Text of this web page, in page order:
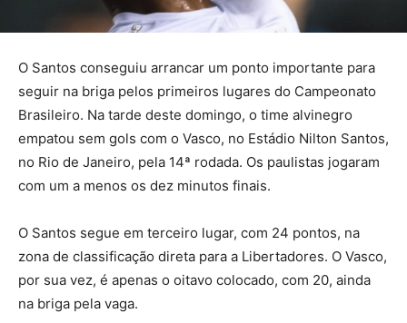
O Santos conseguiu arrancar um ponto importante para
seguir na briga pelos primeiros lugares do Campeonato
Brasileiro. Na tarde deste domingo, o time alvinegro
empatou sem gols com o Vasco, no Estádio Nilton Santos,
no Rio de Janeiro, pela 14ª rodada. Os paulistas jogaram
com um a menos os dez minutos finais.
O Santos segue em terceiro lugar, com 24 pontos, na
zona de classificação direta para a Libertadores. O Vasco,
por sua vez, é apenas o oitavo colocado, com 20, ainda
na briga pela vaga.